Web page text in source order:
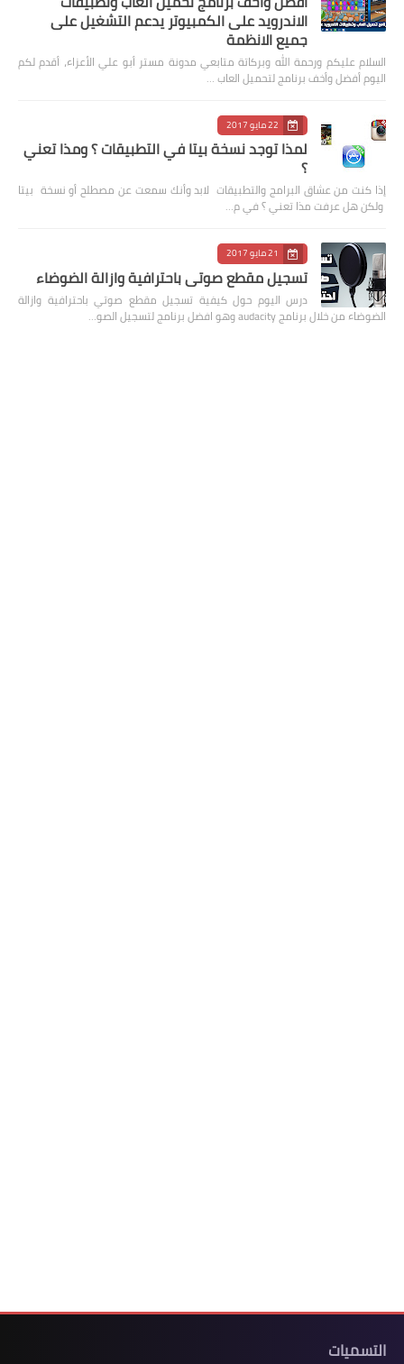
الاندرويد على الكمبيوتر يدعم التشغيل على
جميع الانظمة
السلام عليكم ورحمة الله وبركاتة متابعي مدونة مستر أبو علي الأعزاء، أقدم لكم
اليوم أفضل وأخف برنامج لتحميل العاب …
22 مايو 2017
لمذا توجد نسخة بيتا في التطبيقات ؟ ومذا تعني
؟
إذا كنت من عشاق البرامج والتطبيقات لابد وأنك سمعت عن مصطلح أو نسخة بيتا
ولكن هل عرفت مذا تعني ؟ في م…
21 مايو 2017
تسجيل مقطع صوتي باحترافية وازالة الضوضاء
درس اليوم حول كيفية تسجيل مقطع صوتي باحترافية وازالة
الضوضاء من خلال برنامج audacity وهو افضل برنامج لتسجيل الصو…
التسميات